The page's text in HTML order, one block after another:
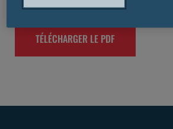
TÉLÉCHARGER LE PDF